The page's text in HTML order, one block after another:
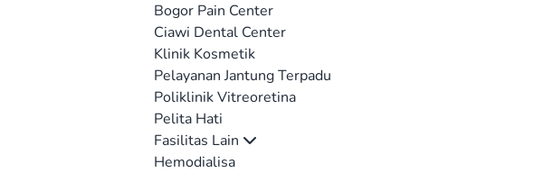
Bogor Pain Center
Ciawi Dental Center
Klinik Kosmetik
Pelayanan Jantung Terpadu
Poliklinik Vitreoretina
Pelita Hati
Fasilitas Lain
Hemodialisa